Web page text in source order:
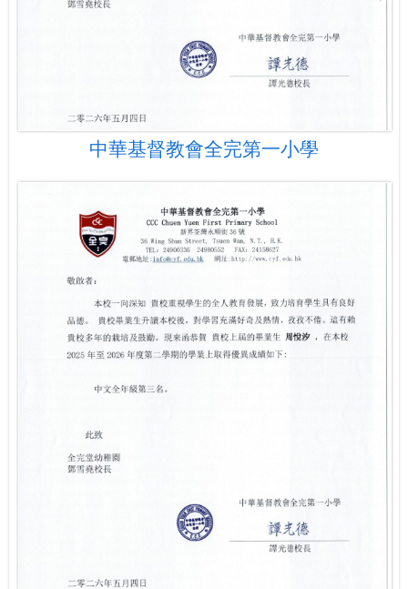
中華基督教會全完第一小學